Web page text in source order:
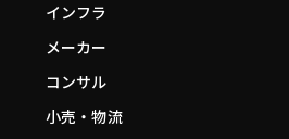
インフラ
メーカー
コンサル
小売・物流